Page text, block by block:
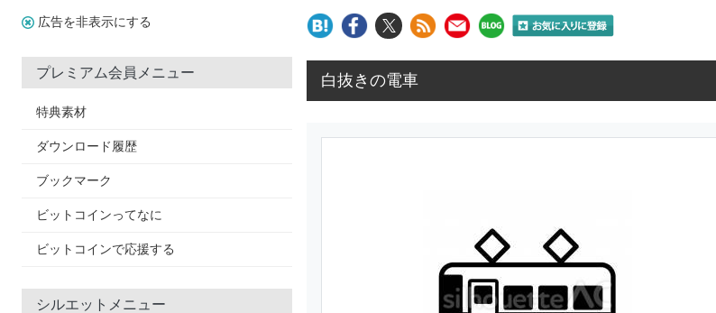
広告を非表示にする
プレミアム会員メニュー
特典素材
ダウンロード履歴
ブックマーク
ビットコインってなに
ビットコインで応援する
シルエットメニュー
白抜きの電車